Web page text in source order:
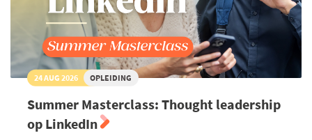
24 AUG 2026 OPLEIDING
Summer Masterclass: Thought leadership
op LinkedIn